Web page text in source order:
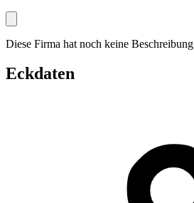
Diese Firma hat noch keine Beschreibung
Eckdaten